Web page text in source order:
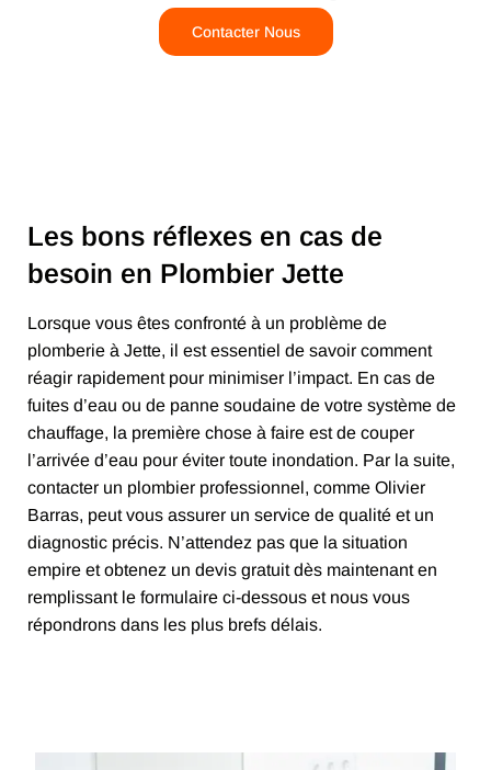
Contacter Nous
Les bons réflexes en cas de
besoin en Plombier Jette
Lorsque vous êtes confronté à un problème de
plomberie à Jette, il est essentiel de savoir comment
réagir rapidement pour minimiser l’impact. En cas de
fuites d’eau ou de panne soudaine de votre système de
chauffage, la première chose à faire est de couper
l’arrivée d’eau pour éviter toute inondation. Par la suite,
contacter un plombier professionnel, comme Olivier
Barras, peut vous assurer un service de qualité et un
diagnostic précis. N’attendez pas que la situation
empire et obtenez un devis gratuit dès maintenant en
remplissant le formulaire ci-dessous et nous vous
répondrons dans les plus brefs délais.